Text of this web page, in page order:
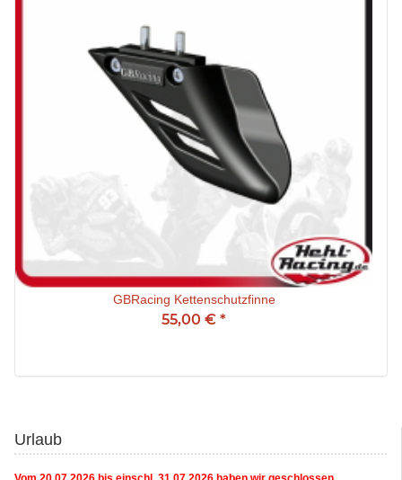
GBRacing Kettenschutzfinne
55,00 € *
Urlaub